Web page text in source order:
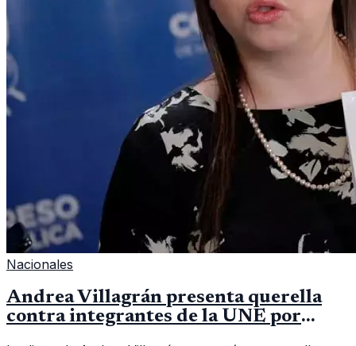
Nacionales
Andrea Villagrán presenta querella
contra integrantes de la UNE por